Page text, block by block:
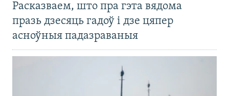
Расказваем, што пра гэта вядома
празь дзесяць гадоў і дзе цяпер
асноўныя падазраваныя